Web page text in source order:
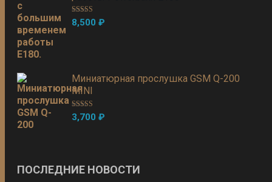
Оценка 5.00
из 5
8,500₽
Миниатюрная прослушка GSM Q-200
MINI
Оценка 5.00
из 5
3,700₽
ПОСЛЕДНИЕ НОВОСТИ